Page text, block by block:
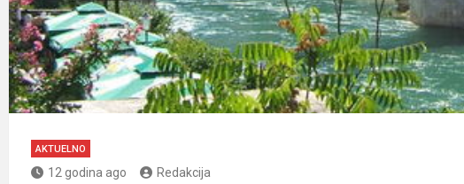
AKTUELNO
12 godina ago Redakcija